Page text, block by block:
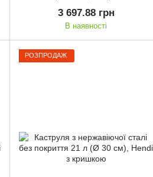
3 697.88 грн
В наявності
РОЗПРОДАЖ